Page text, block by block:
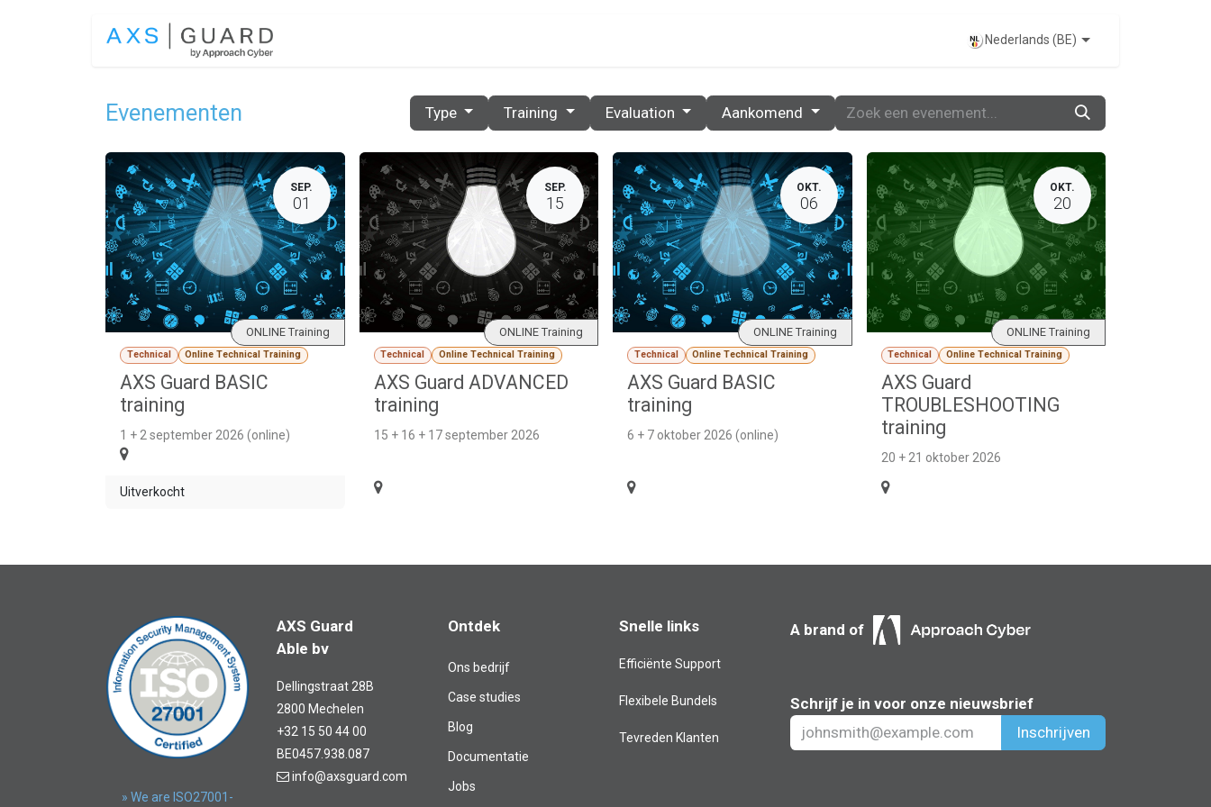
Nederlands (BE)
Evenementen Type Training Evaluation Aankomend
SEP.
01
Technical Online Technical Training
AXS Guard BASIC
training
1 + 2 september 2026 (online)
ONLINE Training
Uitverkocht
SEP.
15
Technical Online Technical Training
AXS Guard ADVANCED
training
15 + 16 + 17 september 2026
ONLINE Training
OKT.
06
Technical Online Technical Training
AXS Guard BASIC
training
6 + 7 oktober 2026 (online)
ONLINE Training
OKT.
20
Technical Online Technical Training
AXS Guard
TROUBLESHOOTING
training
20 + 21 oktober 2026
ONLINE Training
» We are ISO27001-
AXS Guard
Able bv
Dellingstraat 28B
2800 Mechelen
+32 15 50 44 00
BE0457.938.087
info@axsguard.com
Ontdek
Ons bedrijf
Case studies
Blog​
Documentatie
Jobs
Snelle links
Efficiënte Support
Flexibele Bundels
Tevreden Klanten
A brand of
Schrijf je in voor onze nieuwsbrief
Inschrijven